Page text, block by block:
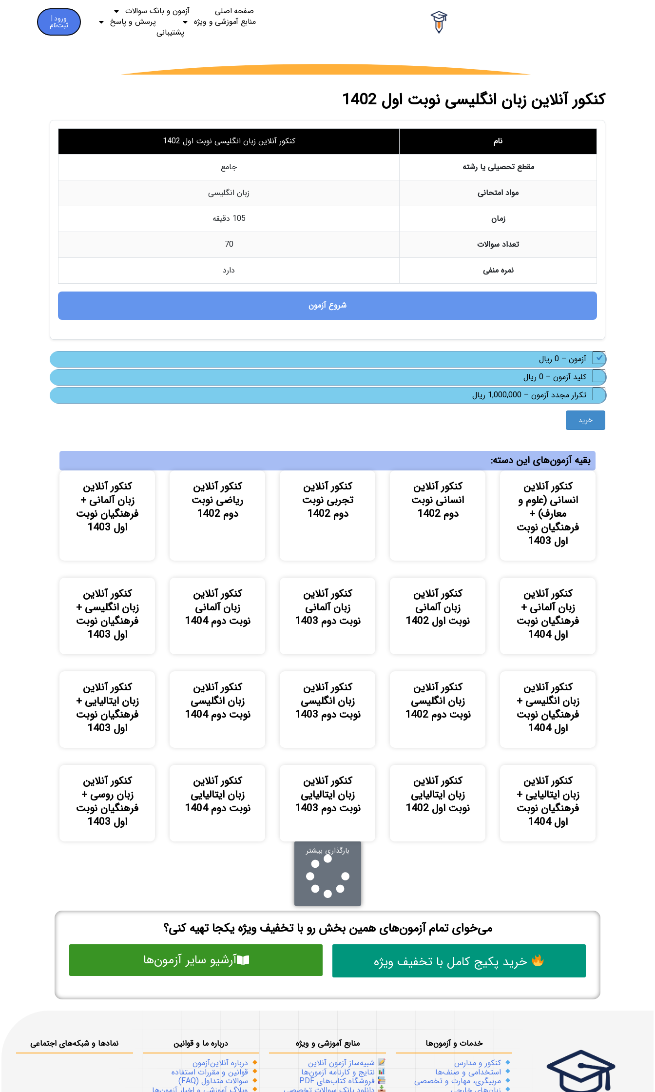
صفحه اصلی
آزمون و بانک سوالات
منابع آموزشی و ویژه
پرسش و پاسخ
پشتیبانی
ورود |
ثبت‌نام
کنکور آنلاین زبان انگلیسی نوبت اول 1402
نام کنکور آنلاین زبان انگلیسی نوبت اول 1402
مقطع تحصیلی یا رشته جامع
مواد امتحانی زبان انگلیسی
زمان 105 دقیقه
تعداد سوالات 70
نمره منفی دارد
شروع آزمون
آزمون – 0 ریال
کلید آزمون – 0 ریال
تکرار مجدد آزمون – 1,000,000 ریال
خرید
بقیه آزمون‌های این دسته:
کنکور آنلاین
انسانی (علوم و
معارف) +
فرهنگیان نوبت
اول 1403
کنکور آنلاین
انسانی نوبت
دوم 1402
کنکور آنلاین
تجربی نوبت
دوم 1402
کنکور آنلاین
ریاضی نوبت
دوم 1402
کنکور آنلاین
زبان آلمانی +
فرهنگیان نوبت
اول 1403
کنکور آنلاین
زبان آلمانی +
فرهنگیان نوبت
اول 1404
کنکور آنلاین
زبان آلمانی
نوبت اول 1402
کنکور آنلاین
زبان آلمانی
نوبت دوم 1403
کنکور آنلاین
زبان آلمانی
نوبت دوم 1404
کنکور آنلاین
زبان انگلیسی +
فرهنگیان نوبت
اول 1403
کنکور آنلاین
زبان انگلیسی +
فرهنگیان نوبت
اول 1404
کنکور آنلاین
زبان انگلیسی
نوبت دوم 1402
کنکور آنلاین
زبان انگلیسی
نوبت دوم 1403
کنکور آنلاین
زبان انگلیسی
نوبت دوم 1404
کنکور آنلاین
زبان ایتالیایی +
فرهنگیان نوبت
اول 1403
کنکور آنلاین
زبان ایتالیایی +
فرهنگیان نوبت
اول 1404
کنکور آنلاین
زبان ایتالیایی
نوبت اول 1402
کنکور آنلاین
زبان ایتالیایی
نوبت دوم 1403
کنکور آنلاین
زبان ایتالیایی
نوبت دوم 1404
کنکور آنلاین
زبان روسی +
فرهنگیان نوبت
اول 1403
بارگذاری بیشتر
می‌خوای تمام آزمون‌های همین بخش رو با تخفیف ویژه یکجا تهیه کنی؟
خرید پکیج کامل با تخفیف ویژه آرشیو سایر آزمون‌ها
خدمات و آزمون‌ها
کنکور و مدارس
استخدامی و صنف‌ها
مربیگری، مهارت و تخصصی
منابع آموزشی و ویژه
شبیه‌ساز آزمون آنلاین
نتایج و کارنامه آزمون‌ها
فروشگاه کتاب‌های PDF
درباره ما و قوانین
درباره آنلاین‌آزمون
قوانین و مقررات استفاده
سوالات متداول (FAQ)
نمادها و شبکه‌های اجتماعی